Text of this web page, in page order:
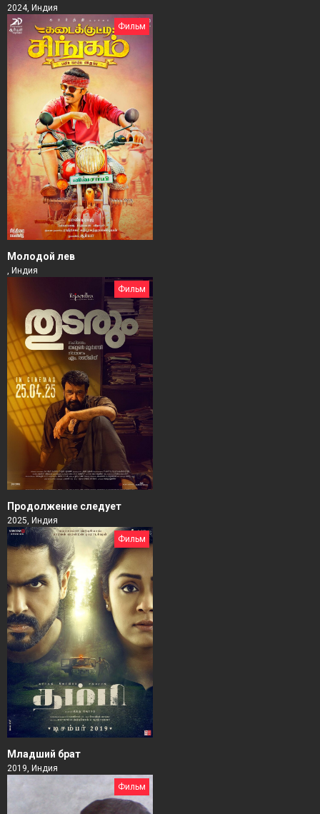
2024, Индия
Фильм
Молодой лев
, Индия
Фильм
Продолжение следует
2025, Индия
Фильм
Младший брат
2019, Индия
Фильм